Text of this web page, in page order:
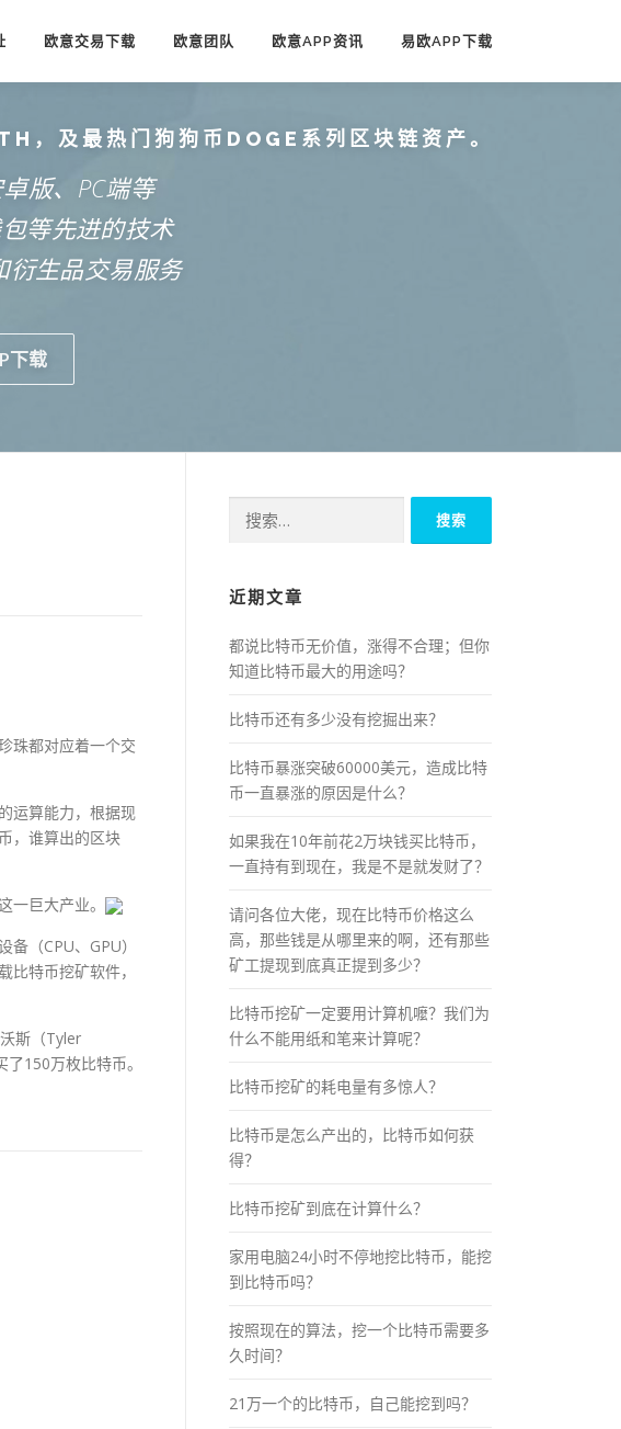
欧意交易下载 欧意团队 欧意APP资讯 易欧APP下载
，及最热门狗狗币DOGE系列区块链资产。
版、PC端等
等先进的技术
衍生品交易服务
下载
珠都对应着一个交
运算能力，根据现
，谁算出的区块
巨大产业。
（CPU、GPU）
特币挖矿软件，
斯（Tyler
150万枚比特币。
索：
近期文章
都说比特币无价值，涨得不合理；但你
知道比特币最大的用途吗？
比特币还有多少没有挖掘出来？
比特币暴涨突破60000美元，造成比特
币一直暴涨的原因是什么？
如果我在10年前花2万块钱买比特币，
一直持有到现在，我是不是就发财了？
请问各位大佬，现在比特币价格这么
高，那些钱是从哪里来的啊，还有那些
矿工提现到底真正提到多少？
比特币挖矿一定要用计算机嚒？我们为
什么不能用纸和笔来计算呢？
比特币挖矿的耗电量有多惊人？
比特币是怎么产出的，比特币如何获
得？
比特币挖矿到底在计算什么？
家用电脑24小时不停地挖比特币，能挖
到比特币吗？
按照现在的算法，挖一个比特币需要多
久时间？
21万一个的比特币，自己能挖到吗？